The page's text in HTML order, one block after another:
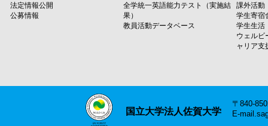
法定情報公開
公募情報
全学統一英語能力テスト（実施結
果）
教員活動データベース
課外活動
学生寄宿
学生生活
ウェルビ
ャリア支
国立大学法人佐賀大学
〒840-
E-